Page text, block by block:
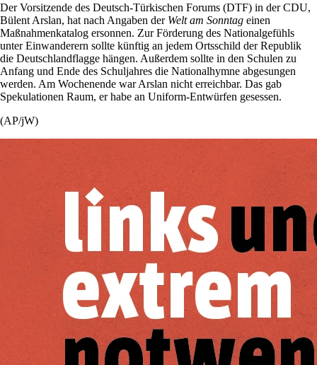
Der Vorsitzende des Deutsch-Türkischen Forums (DTF) in der CDU,
Bülent Arslan, hat nach Angaben der Welt am Sonntag einen
Maßnahmenkatalog ersonnen. Zur Förderung des Nationalgefühls
unter Einwanderern sollte künftig an jedem Ortsschild der Republik
die Deutschlandflagge hängen. Außerdem sollte in den Schulen zu
Anfang und Ende des Schuljahres die Nationalhymne abgesungen
werden. Am Wochenende war Arslan nicht erreichbar. Das gab
Spekulationen Raum, er habe an Uniform-Entwürfen gesessen.
(AP/jW)